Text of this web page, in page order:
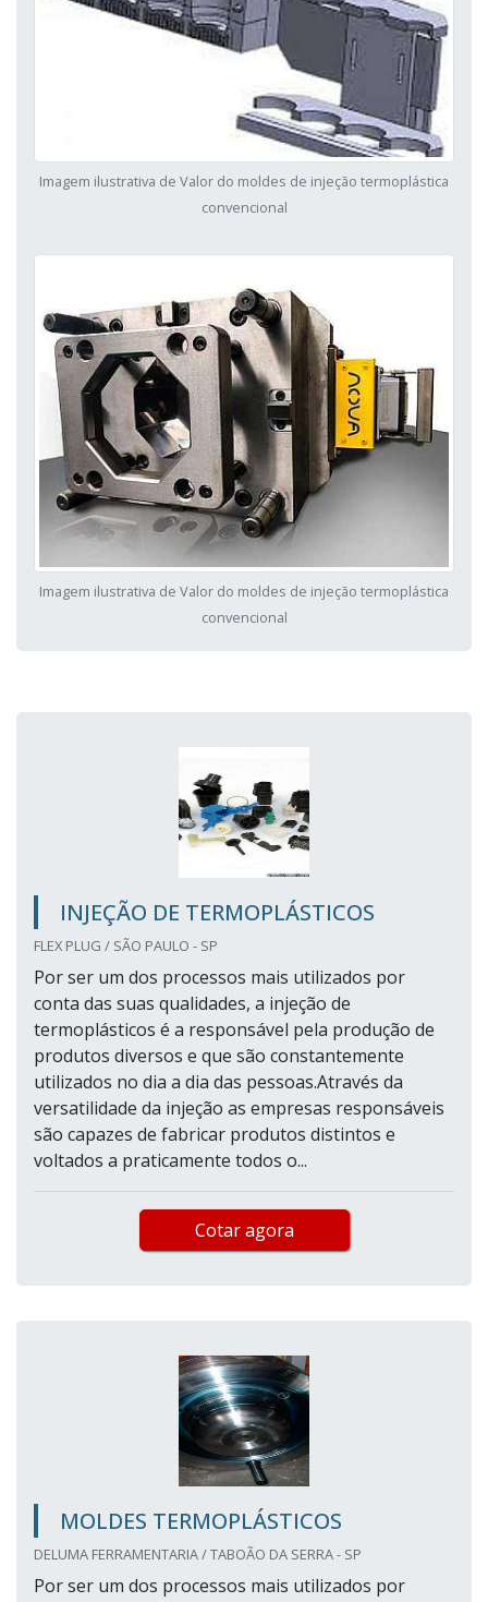
Imagem ilustrativa de Valor do moldes de injeção termoplástica
convencional
Imagem ilustrativa de Valor do moldes de injeção termoplástica
convencional
INJEÇÃO DE TERMOPLÁSTICOS
FLEX PLUG / SÃO PAULO - SP
Por ser um dos processos mais utilizados por
conta das suas qualidades, a injeção de
termoplásticos é a responsável pela produção de
produtos diversos e que são constantemente
utilizados no dia a dia das pessoas.Através da
versatilidade da injeção as empresas responsáveis
são capazes de fabricar produtos distintos e
voltados a praticamente todos o...
Cotar agora
MOLDES TERMOPLÁSTICOS
DELUMA FERRAMENTARIA / TABOÃO DA SERRA - SP
Por ser um dos processos mais utilizados por